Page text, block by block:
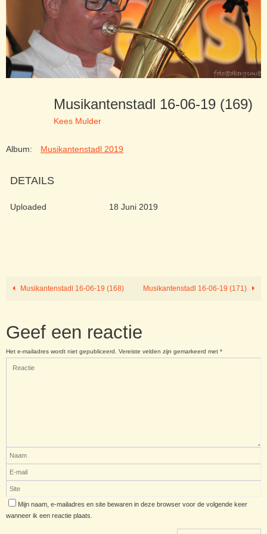
Musikantenstadl 16-06-19 (169)
Kees Mulder
Album: Musikantenstadl 2019
DETAILS
Uploaded 18 Juni 2019
Musikantenstadl 16-06-19 (168) Musikantenstadl 16-06-19 (171)
Geef een reactie
Het e-mailadres wordt niet gepubliceerd. Vereiste velden zijn gemarkeerd met *
Mijn naam, e-mailadres en site bewaren in deze browser voor de volgende keer
wanneer ik een reactie plaats.